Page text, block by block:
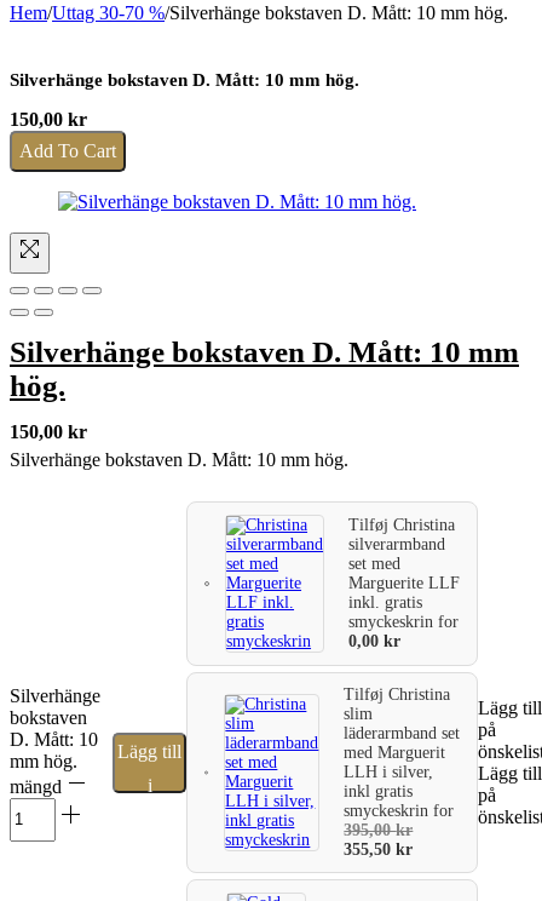
Hem/Uttag 30-70 %/Silverhänge bokstaven D. Mått: 10 mm hög.
Silverhänge bokstaven D. Mått: 10 mm hög.
150,00 kr
Add To Cart
Silverhänge bokstaven D. Mått: 10 mm
hög.
150,00 kr
Silverhänge bokstaven D. Mått: 10 mm hög.
Silverhänge
bokstaven
D. Mått: 10
mm hög.
mängd
Lägg till
i
TilføjChristina
silverarmband
set med
Marguerite LLF
inkl. gratis
smyckeskrinfor
0,00kr
TilføjChristina
slim
läderarmband set
med Marguerit
LLH i silver,
inkl gratis
smyckeskrinfor
395,00kr
355,50kr
Lägg till
på
Lägg till
på